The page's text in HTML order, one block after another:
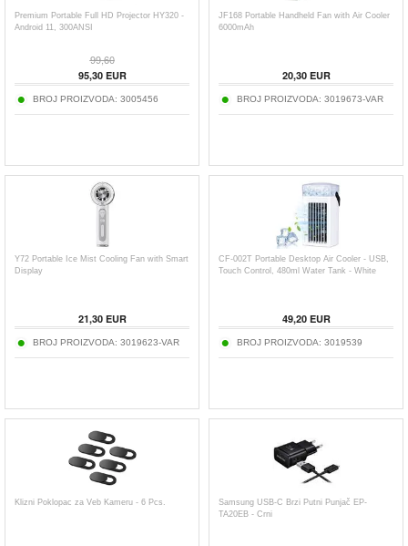
Premium Portable Full HD Projector HY320 -
Android 11, 300ANSI
99,60
95,30EUR
BROJ PROIZVODA: 3005456
JF168 Portable Handheld Fan with Air Cooler
6000mAh
20,30EUR
BROJ PROIZVODA: 3019673-VAR
Y72 Portable Ice Mist Cooling Fan with Smart
Display
21,30EUR
BROJ PROIZVODA: 3019623-VAR
CF-002T Portable Desktop Air Cooler - USB,
Touch Control, 480ml Water Tank - White
49,20EUR
BROJ PROIZVODA: 3019539
Klizni Poklopac za Veb Kameru - 6 Pcs.
Samsung USB-C Brzi Putni Punjač EP-
TA20EB - Crni